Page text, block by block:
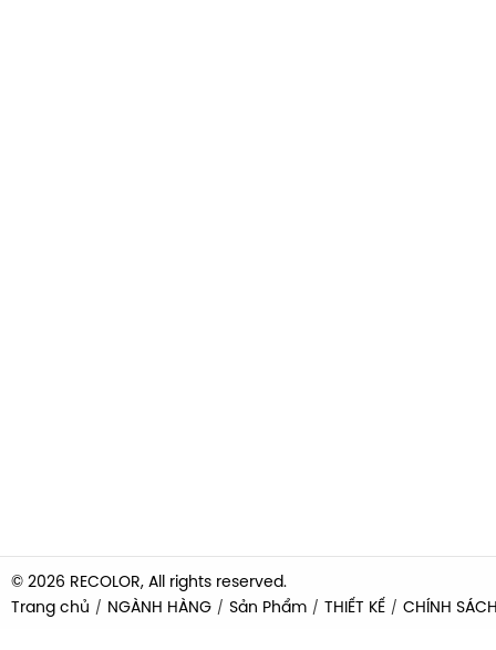
© 2026 RECOLOR, All rights reserved.
Trang chủ
NGÀNH HÀNG Sản Phẩm THIẾT KẾ CHÍNH